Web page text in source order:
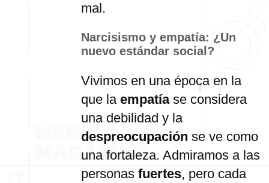
mal.
Narcisismo y empatía: ¿ Un
nuevo estándar social?
Vivimos en una época en la
que la empatía se considera
una debilidad y la
despreocupación se ve como
una fortaleza. Admiramos a las
personas fuertes, pero cada